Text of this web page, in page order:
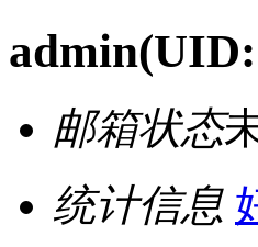
admin
邮箱状态
统计信息